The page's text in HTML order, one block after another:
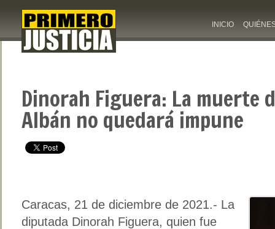
INICIO
Dinorah Figuera: La muerte
Albán no quedará impune
Caracas, 21 de diciembre de 2021.- La
diputada Dinorah Figuera, quien fue